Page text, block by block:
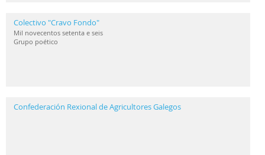
Colectivo "Cravo Fondo"
Mil novecentos setenta e seis
Grupo poético
Confederación Rexional de Agricultores Galegos